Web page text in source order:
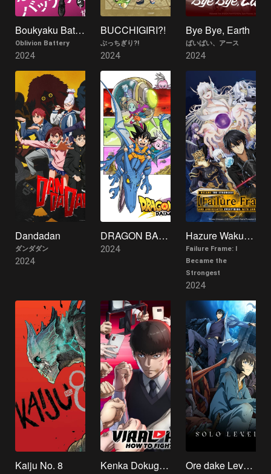
Boukyaku Battery
Oblivion Battery
2024
BUCCHIGIRI?!
ぶっちぎり?!
2024
Bye Bye, Earth
ばいばい、アース
2024
Dandadan
ダンダダン
2024
DRAGON BALL DAIMA
2024
Hazure Waku no "Joutai Ijou Sukiru" de Saikyou ni Natta Ore ga Subete wo Juurin Suru made
Failure Frame: I
Became the
Strongest
2024
Kaiju No. 8 Kenka Dokugaku Ore dake Level Up na Ken